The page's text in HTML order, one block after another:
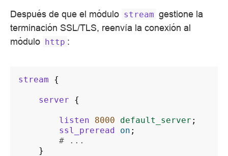
Después de que el módulo stream gestione la
terminación SSL/TLS, reenvía la conexión al
módulo http :
stream {
server {
listen 8000 default_server ;
ssl_preread
on ;
# ...
}